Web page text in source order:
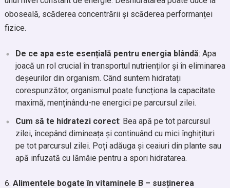
oboseală, scăderea concentrării și scăderea performanței
fizice.
De ce apa este esențială pentru energia blândă: Apa
joacă un rol crucial în transportul nutrienților și în eliminarea
deșeurilor din organism. Când suntem hidratați
corespunzător, organismul poate funcționa la capacitate
maximă, menținându-ne energici pe parcursul zilei.
Cum să te hidratezi corect: Bea apă pe tot parcursul
zilei, începând dimineața și continuând cu mici înghițituri
pe tot parcursul zilei. Poți adăuga și ceaiuri din plante sau
apă infuzată cu lămâie pentru a spori hidratarea.
Alimentele bogate în vitaminele B – susținerea